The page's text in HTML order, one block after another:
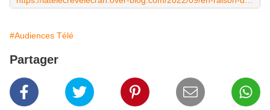
#Audiences Télé
Partager